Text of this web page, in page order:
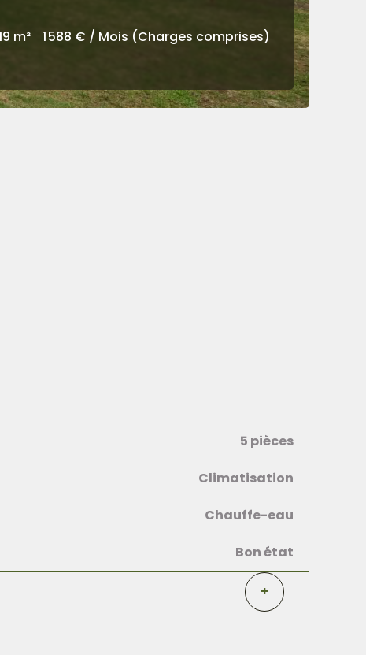
m² 1 588 € / Mois (Charges comprises)
5 pièces
Climatisation
Chauffe-eau
Bon état
+